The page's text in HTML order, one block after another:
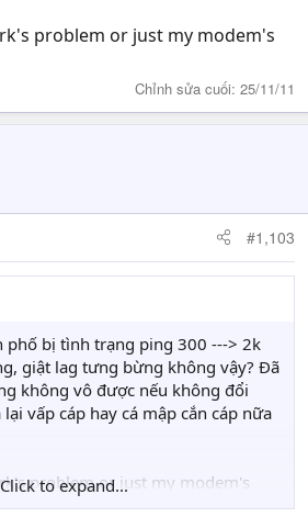
problem or just my modem's
Chỉnh sửa cuối: 25/11/11
#1,103
phố bị tình trạng ping 300 ---> 2k
giật lag tưng bừng không vậy? Đã
không vô được nếu không đổi
vấp cáp hay cá mập cắn cáp nữa
problem or just my modem's
Click to expand...